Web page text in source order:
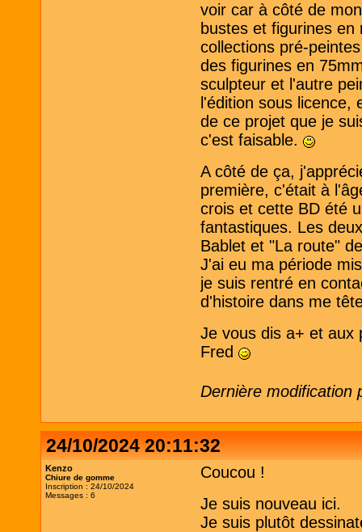
voir car à côté de
bustes et figurines
collections pré-
des figurines en
sculpteur et l'autre
l'édition sous
de ce projet que je
c'est faisable.
A côté de ça,
première, c'était à
crois et cette BD été
fantastiques. Les
Bablet et "La route"
J'ai eu ma période
je suis rentré en
d'histoire dans me
Je vous dis a+ et aux
Fred
Dernière modification
24/10/2024 20:11:32
Kenzo
Chiure de gomme
Inscription : 24/10/2024
Messages : 6
Coucou !
Je suis nouveau ici.
Je suis plutôt